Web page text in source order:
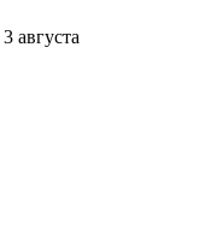
3 августа